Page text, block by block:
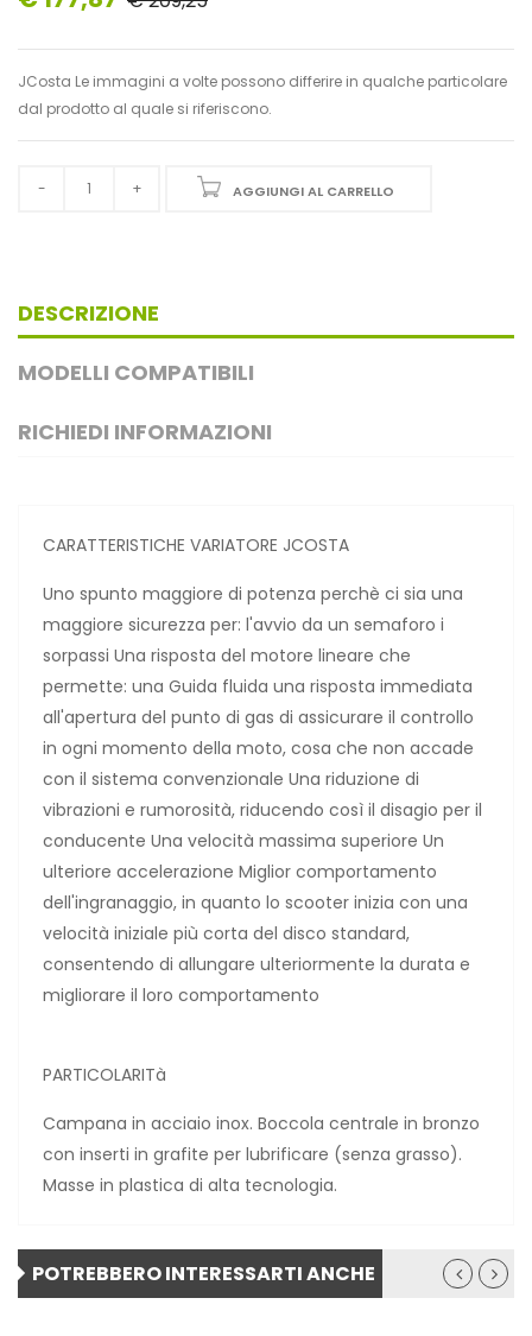
JCosta Le immagini a volte possono differire in qualche particolare
dal prodotto al quale si riferiscono.
AGGIUNGI AL CARRELLO
DESCRIZIONE
MODELLI COMPATIBILI
RICHIEDI INFORMAZIONI
CARATTERISTICHE VARIATORE JCOSTA
Uno spunto maggiore di potenza perchè ci sia una
maggiore sicurezza per: l'avvio da un semaforo i
sorpassi Una risposta del motore lineare che
permette: una Guida fluida una risposta immediata
all'apertura del punto di gas di assicurare il controllo
in ogni momento della moto, cosa che non accade
con il sistema convenzionale Una riduzione di
vibrazioni e rumorosità, riducendo così il disagio per il
conducente Una velocità massima superiore Un
ulteriore accelerazione Miglior comportamento
dell'ingranaggio, in quanto lo scooter inizia con una
velocità iniziale più corta del disco standard,
consentendo di allungare ulteriormente la durata e
migliorare il loro comportamento
PARTICOLARITà
Campana in acciaio inox. Boccola centrale in bronzo
con inserti in grafite per lubrificare (senza grasso).
Masse in plastica di alta tecnologia.
POTREBBERO INTERESSARTI ANCHE